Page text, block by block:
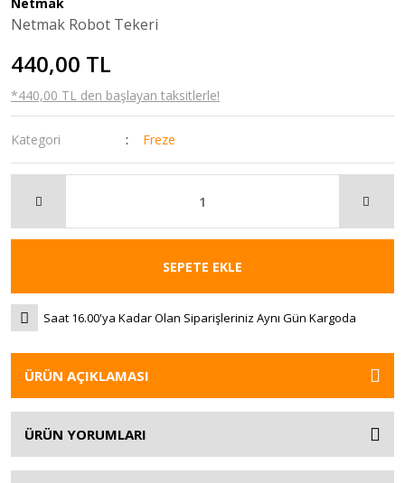
Netmak Robot Tekeri
440,00 TL
*440,00 TL den başlayan taksitlerle!
Kategori Freze
SEPETE EKLE
Saat 16.00'ya Kadar Olan Siparişleriniz Aynı Gün Kargoda
ÜRÜN AÇIKLAMASI
ÜRÜN YORUMLARI